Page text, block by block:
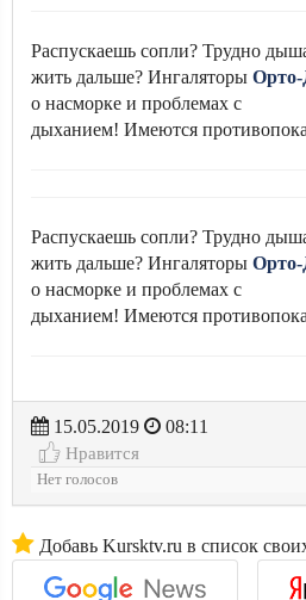
Распускаешь сопли? Трудно
жить дальше? Ингаляторы Орто-
о насморке и проблемах с
дыханием! Имеются
Распускаешь сопли? Трудно
жить дальше? Ингаляторы Орто-
о насморке и проблемах с
дыханием! Имеются
15.05.2019
08:11
Нравится
Нет голосов
Добавь Kursktv.ru в список